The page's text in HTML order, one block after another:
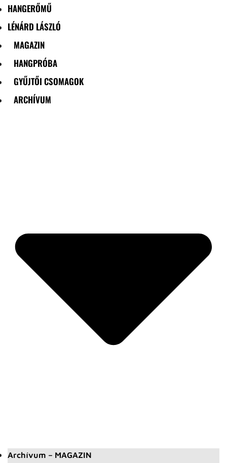
HANGERŐMŰ
LÉNÁRD LÁSZLÓ
MAGAZIN
HANGPRÓBA
GYŰJTŐI CSOMAGOK
ARCHÍVUM
Archívum – MAGAZIN